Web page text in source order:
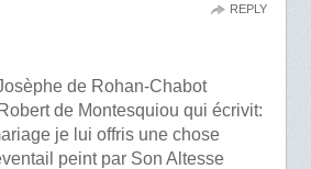
de Rohan-Chabot
de Montesquiou qui écrivit:
je lui offris une chose
peint par Son Altesse
REPLY